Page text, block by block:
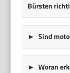
Bürsten
Sind
Woran